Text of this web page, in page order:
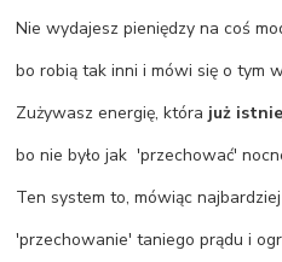
Nie wydajesz pieniędzy na coś
bo robią tak inni i mówi się o tym
Zużywasz energię, która już
bo nie było jak 'przechować'
Ten system to, mówiąc
'przechowanie' taniego prądu i